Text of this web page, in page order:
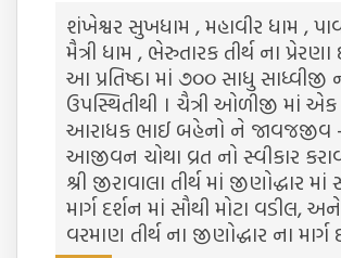
શંખેશ્વર સુખધામ , મહાવીર ધામ ,
મૈત્રી ધામ , ભેરુતારક તીર્થ ના
આ પ્રતિષ્ઠા માં ૭૦૦ સાધુ સાધ્વીજી
ઉપસ્થિતીથી । ચૈત્રી ઓળીજી માં
આરાધક ભાઈ બહેનો ને જાવજજીવ
આજીવન ચોથા વ્રત નો સ્વીકાર
શ્રી જીરાવાલા તીર્થ માં જીણોદ્ધાર
માર્ગ દર્શન માં સૌથી મોટા વડીલ, અને
વરમાણ તીર્થ ના જીણોદ્ધાર ના માર્ગ